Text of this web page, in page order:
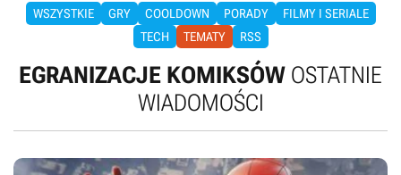
WSZYSTKIE GRY COOLDOWN PORADY
FILMY I SERIALE
TECH
TEMATY RSS
EGRANIZACJE KOMIKSÓW OSTATNIE
WIADOMOŚCI